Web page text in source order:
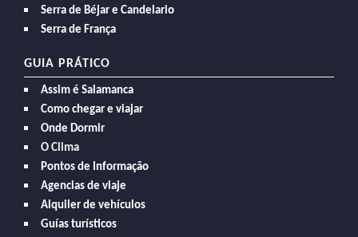
Serra de Béjar e Candelario
Serra de França
GUIA PRÁTICO
Assim é Salamanca
Como chegar e viajar
Onde Dormir
O Clima
Pontos de Informação
Agencias de viaje
Alquiler de vehículos
Guías turísticos